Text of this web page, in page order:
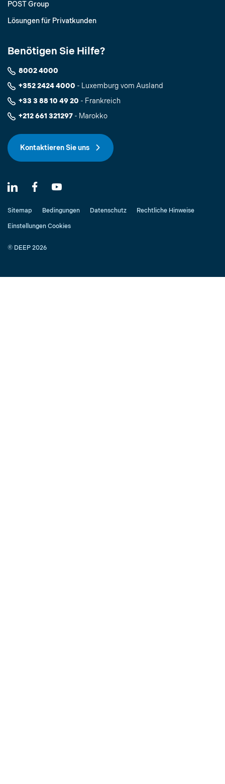
POST Group
Lösungen für Privatkunden
Benötigen Sie Hilfe?
8002 4000
+352 2424 4000 - Luxemburg vom Ausland
+33 3 88 10 49 20 - Frankreich
+212 661 321297 - Marokko
Kontaktieren Sie uns
Sitemap Bedingungen Datenschutz Rechtliche Hinweise
Einstellungen Cookies
© DEEP 2026